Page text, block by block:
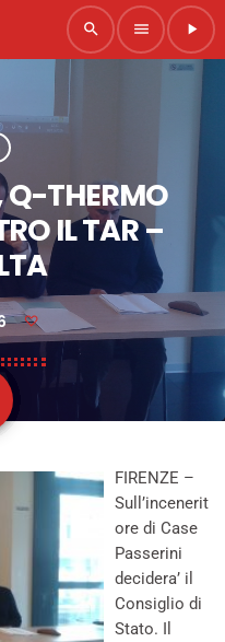
search menu play_arrow
Q-THERMO
IL TAR –
FIRENZE –
Sull’incenerit
ore di Case
Passerini
decidera’ il
Consiglio di
Stato. Il